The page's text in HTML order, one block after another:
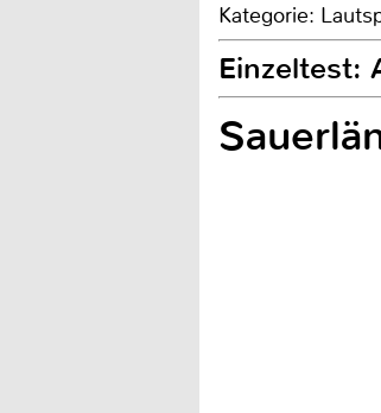
Kategorie:
Einzeltest: